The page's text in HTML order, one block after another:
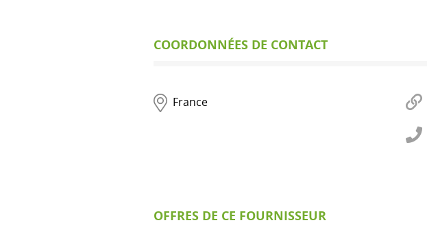
COORDONNÉES DE CONTACT
France
OFFRES DE CE FOURNISSEUR